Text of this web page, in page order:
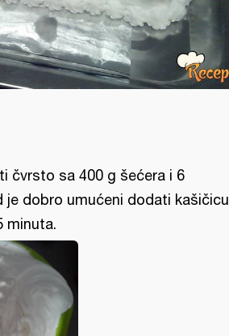
čvrsto sa 400 g šećera i 6
je dobro umućeni dodati kašičicu
minuta.